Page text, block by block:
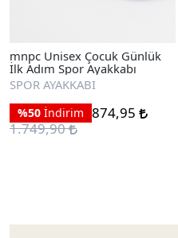
mnpc Unisex Çocuk Günlük
İlk Adım Spor Ayakkabı
SPOR AYAKKABI
%50 İndirim 874,95
1.749,90